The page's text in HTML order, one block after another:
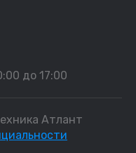
до 17:00
Атлант